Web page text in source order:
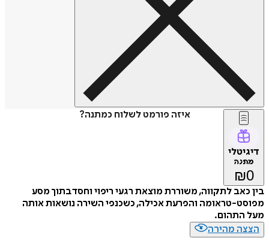
איזה פורמט לשלוח כמתנה?
דיגיטלי
מתנה
₪0
בין כאב לתקווה, משוררת מוצאת רגעי ריפוי וחסד בתוך מסע
מפוסט-טראומה והפרעת אכילה, כשכנפי השירה נושאות אותה
מעל התהום.
הצצה מהירה